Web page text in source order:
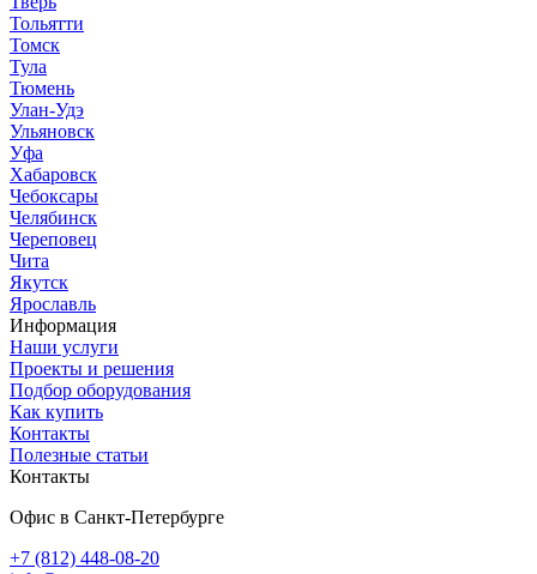
Тольятти
Томск
Тула
Тюмень
Улан-Удэ
Ульяновск
Уфа
Хабаровск
Чебоксары
Челябинск
Череповец
Чита
Якутск
Ярославль
Информация
Наши услуги
Проекты и решения
Подбор оборудования
Как купить
Контакты
Полезные статьи
Контакты
Офис в Санкт-Петербурге
+7 (812) 448-08-20